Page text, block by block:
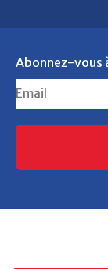
Abonnez-vous